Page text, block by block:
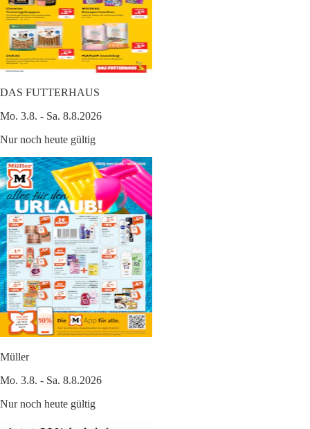
DAS FUTTERHAUS
Mo. 3.8. - Sa. 8.8.2026
Nur noch heute gültig
Müller
Mo. 3.8. - Sa. 8.8.2026
Nur noch heute gültig